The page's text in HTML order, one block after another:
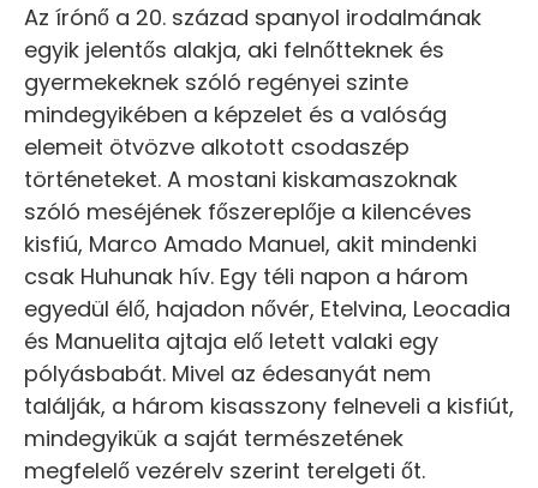
Az írónő a 20. század spanyol irodalmának
egyik jelentős alakja, aki felnőtteknek és
gyermekeknek szóló regényei szinte
mindegyikében a képzelet és a valóság
elemeit ötvözve alkotott csodaszép
történeteket. A mostani kiskamaszoknak
szóló meséjének főszereplője a kilencéves
kisfiú, Marco Amado Manuel, akit mindenki
csak Huhunak hív. Egy téli napon a három
egyedül élő, hajadon nővér, Etelvina, Leocadia
és Manuelita ajtaja elő letett valaki egy
pólyásbabát. Mivel az édesanyát nem
találják, a három kisasszony felneveli a kisfiút,
mindegyikük a saját természetének
megfelelő vezérelv szerint terelgeti őt.